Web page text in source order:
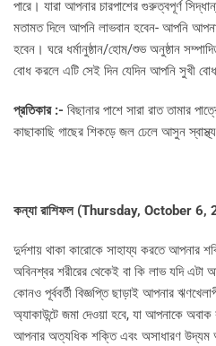
পারে। যারা আপনার চারপাশের গুরুত্বপূর্ণ
মতামত দিলে আপনি লাভবান হবেন- আপনি
হবেন। ঘরে ধর্মানুষ্ঠান/হোম/শুভ অনুষ্ঠান
বোধ করলে এটি সেই দিন যেদিন আপনি সুখী
প্রতিকার :- বিছানার পাশে সারা রাত তামার
কাছাকাছি গাছের শিকড়ে জল ঢেলে আসুন
কন্যা রাশিফল (Thursday, October 6,
দুর্দশায় থাকা কারোকে সাহায্য করতে আপনার
অবিনশ্বর শরীরের থেকেই বা কি লাভ যদি
কোনও পূর্ববর্তী বিজ্ঞপ্তি ছাড়াই আপনার
অ্যাকাউন্টে জমা দেওয়া হবে, যা আপনাকে
আপনার অত্যধিক শক্তি এবং অসাধারণ